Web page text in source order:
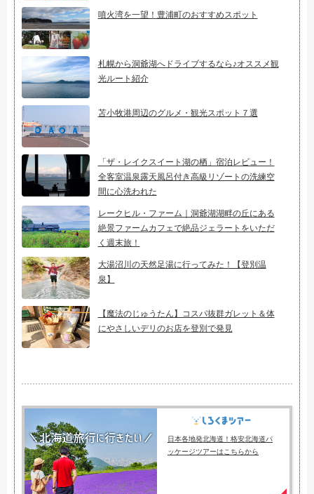
噴火湾を一望！豊浦町のおすすめスポット
札幌から洞爺湖へドライブするなら♪オススメ観
光ルート紹介
苫小牧港周辺のグルメ・観光スポット７選
「ザ・レイクスイート湖の栖」宿泊レビュー！
全客室温泉露天風呂付き高級リゾートの洗練空
間に心洗われた
レークヒル・ファーム｜洞爺湖湖畔の丘にある
絶景ファームカフェで絶品ジェラートをいただ
く週末旅！
大湯沼川の天然足湯に行ってみた！【登別温
泉】
【魔法のじゅうたん】コスパ抜群ガレット＆体
にやさしいデリのお店を登別で発見
日本各地発北海道！格安北海道パ
ッケージツアーはこちらから